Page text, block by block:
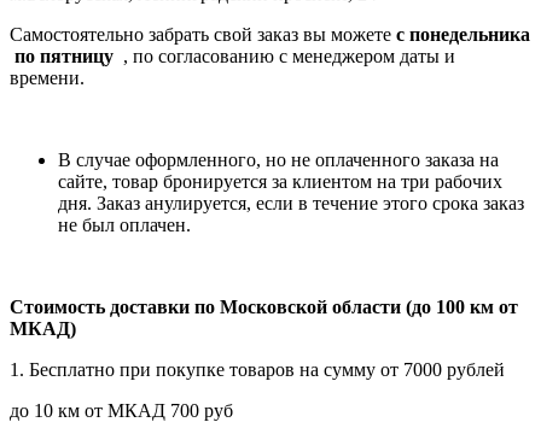
Самостоятельно забрать свой заказ вы можете c понедельника
по пятницу , по согласованию с менеджером даты и
времени.
В случае оформленного, но не оплаченного заказа на
сайте, товар бронируется за клиентом на три рабочих
дня. Заказ анулируется, если в течение этого срока заказ
не был оплачен.
Стоимость доставки по Московской области (до 100 км от
МКАД)
1. Бесплатно при покупке товаров на сумму от 7000 рублей
до 10 км от МКАД 700 руб